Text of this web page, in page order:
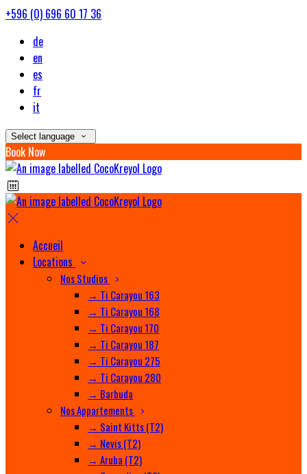
+596 (0) 696 60 17 36
de
en
es
fr
it
Select language
Book Now
Accueil
Locations
Nos Studios
→ Ti Carayou 163
→ Ti Carayou 168
→ Ti Carayou 170
→ Ti Carayou 187
→ Ti Carayou 275
→ Ti Carayou 280
→ Barbuda
Nos Appartements
→ Saint Kitts (T2)
→ Nevis (T2)
→ Aruba (T2)